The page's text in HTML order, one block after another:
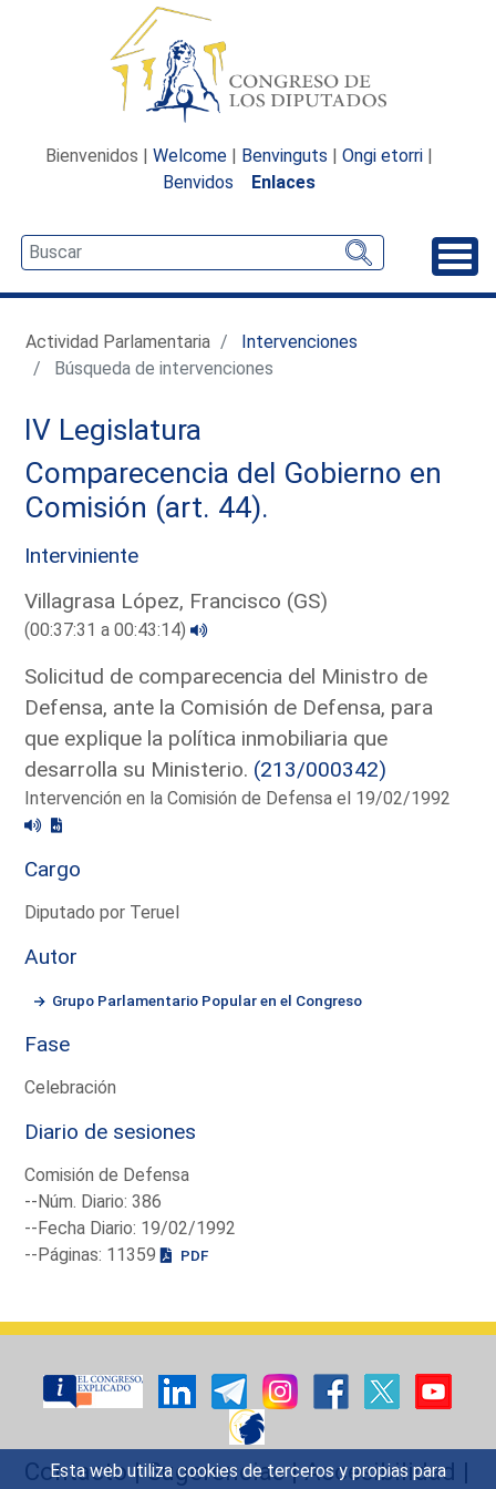
Esta web utiliza cookies de terceros y propias para
Bienvenidos | Welcome | Benvinguts | Ongi etorri |
Benvidos
Enlaces
Actividad Parlamentaria
Intervenciones
Búsqueda de intervenciones
IV Legislatura
Comparecencia del Gobierno en
Comisión (art. 44).
Interviniente
Villagrasa López, Francisco (GS)
(00:37:31 a 00:43:14)
Solicitud de comparecencia del Ministro de
Defensa, ante la Comisión de Defensa, para
que explique la política inmobiliaria que
desarrolla su Ministerio. (213/000342)
Intervención en la Comisión de Defensa el 19/02/1992
Cargo
Diputado por Teruel
Autor
Grupo Parlamentario Popular en el Congreso
Fase
Celebración
Diario de sesiones
Comisión de Defensa
--Núm. Diario: 386
--Fecha Diario: 19/02/1992
--Páginas: 11359
PDF
Contacto|Sugerencias|Accesibilidad |